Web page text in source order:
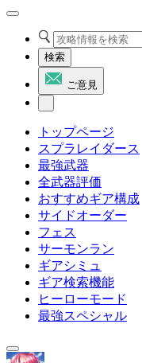
検索
ご意見
トップページ
スプラレイダース
最強武器
全武器評価
おすすめギア構成
サイドオーダー
フェス
サーモンラン
ギアシミュ
ギア検索機能
ヒーローモード
最強スペシャル